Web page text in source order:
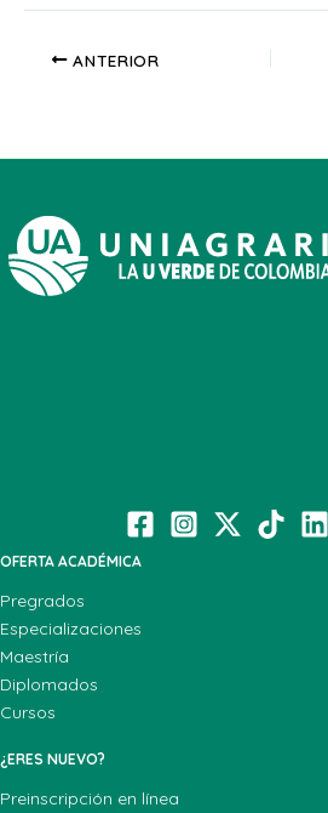
ANTERIOR
OFERTA ACADÉMICA
Pregrados
Especializaciones
Maestría
Diplomados
Cursos
¿ERES NUEVO?
Preinscripción en línea